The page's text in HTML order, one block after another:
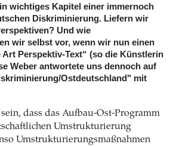
wichtiges Kapitel einer immernoch
Diskriminierung. Liefern wir
Und wie
wir selbst vor, wenn wir nun einen
Art Perspektiv-Text“ (so die Künstlerin
Weber antwortete uns dennoch auf
Ostdeutschland" mit
dass das Aufbau-Ost-Programm
Umstrukturierung
Umstrukturierungsmaßnahmen